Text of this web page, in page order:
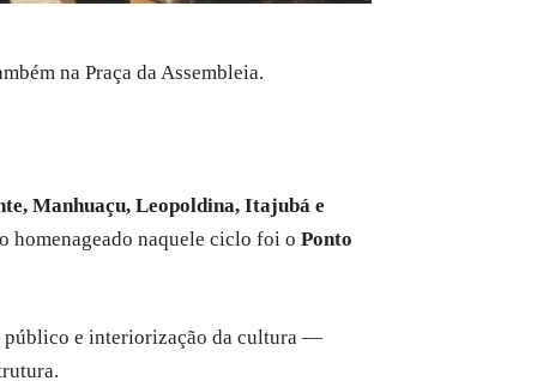
na Praça da Assembleia.
Manhuaçu, Leopoldina, Itajubá e
homenageado naquele ciclo foi o Ponto
público e interiorização da cultura —